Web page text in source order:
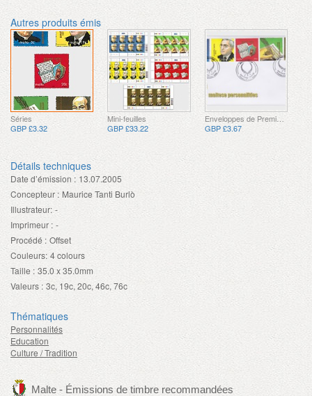
Autres produits émis
Séries
GBP £3.32
Mini-feuilles
GBP £33.22
Enveloppes de Premier Jour
GBP £3.67
Détails techniques
Date d’émission : 13.07.2005
Concepteur : Maurice Tanti Burlò
Illustrateur: -
Imprimeur : -
Procédé : Offset
Couleurs: 4 colours
Taille : 35.0 x 35.0mm
Valeurs : 3c, 19c, 20c, 46c, 76c
Thématiques
Personnalités
Education
Culture / Tradition
Malte - Émissions de timbre recommandées